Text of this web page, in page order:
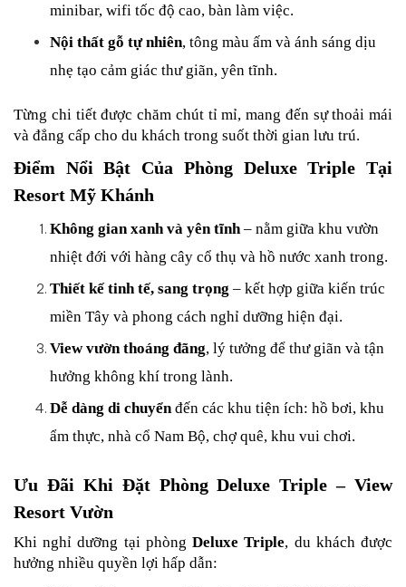
minibar, wifi tốc độ cao, bàn làm việc.
Nội thất gỗ tự nhiên, tông màu ấm và ánh sáng dịu
nhẹ tạo cảm giác thư giãn, yên tĩnh.
Từng chi tiết được chăm chút tỉ mỉ, mang đến sự thoải mái
và đẳng cấp cho du khách trong suốt thời gian lưu trú.
Điểm Nổi Bật Của Phòng Deluxe Triple Tại
Resort Mỹ Khánh
Không gian xanh và yên tĩnh – nằm giữa khu vườn
nhiệt đới với hàng cây cổ thụ và hồ nước xanh trong.
Thiết kế tinh tế, sang trọng – kết hợp giữa kiến trúc
miền Tây và phong cách nghỉ dưỡng hiện đại.
View vườn thoáng đãng, lý tưởng để thư giãn và tận
hưởng không khí trong lành.
Dễ dàng di chuyển đến các khu tiện ích: hồ bơi, khu
ẩm thực, nhà cổ Nam Bộ, chợ quê, khu vui chơi.
Ưu Đãi Khi Đặt Phòng Deluxe Triple – View
Resort Vườn
Khi nghỉ dưỡng tại phòng Deluxe Triple, du khách được
hưởng nhiều quyền lợi hấp dẫn: